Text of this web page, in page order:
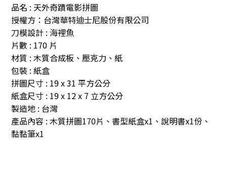
品名 : 天外奇蹟電影拼圖
授權方：台灣華特迪士尼股份有限公司
刀模設計 : 海裡魚
片數 : 170 片
材質 : 木質合成板、壓克力、紙
包裝 : 紙盒
拼圖尺寸 : 19x 31 平方公分
紙盒尺寸 : 19x 12 x 7 立方公分
製造地 : 台灣
產品內容 : 木質拼圖170片 、書型紙盒x1、說明書x1份、
黏黏筆x1